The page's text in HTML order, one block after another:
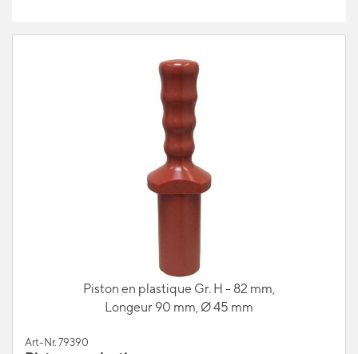
Piston en plastique Gr. H - 82 mm,
Longeur 90 mm, Ø 45 mm
Art-Nr. 79390